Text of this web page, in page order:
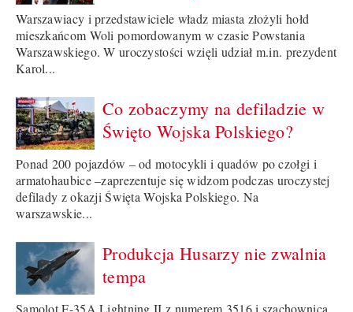
Warszawiacy i przedstawiciele władz miasta złożyli hołd
mieszkańcom Woli pomordowanym w czasie Powstania
Warszawskiego. W uroczystości wzięli udział m.in. prezydent
Karol...
Co zobaczymy na defiladzie w
Święto Wojska Polskiego?
Ponad 200 pojazdów – od motocykli i quadów po czołgi i
armatohaubice –zaprezentuje się widzom podczas uroczystej
defilady z okazji Święta Wojska Polskiego. Na
warszawskie...
Produkcja Husarzy nie zwalnia
tempa